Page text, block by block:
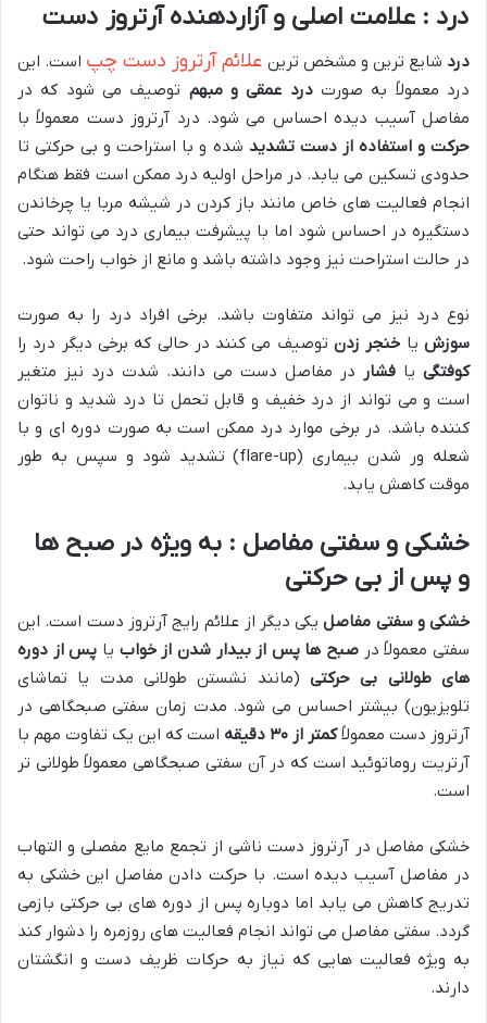
درد : علامت اصلی و آزاردهنده آرتروز دست
درد شایع ترین و مشخص ترین علائم آرتروز دست چپ است. این
درد معمولاً به صورتدرد عمقی و مبهم توصیف می شود که در
مفاصل آسیب دیده احساس می شود. درد آرتروز دست معمولاً با
حرکت و استفاده از دست تشدید شده و با استراحت و بی حرکتی تا
حدودی تسکین می یابد. در مراحل اولیه درد ممکن است فقط هنگام
انجام فعالیت های خاص مانند باز کردن در شیشه مربا یا چرخاندن
دستگیره در احساس شود اما با پیشرفت بیماری درد می تواند حتی
در حالت استراحت نیز وجود داشته باشد و مانع از خواب راحت شود.
نوع درد نیز می تواند متفاوت باشد. برخی افراد درد را به صورت
سوزشیا خنجر زدنتوصیف می کنند در حالی که برخی دیگر درد را
کوفتگی یا فشار در مفاصل دست می دانند. شدت درد نیز متغیر
است و می تواند از درد خفیف و قابل تحمل تا درد شدید و ناتوان
کننده باشد. در برخی موارد درد ممکن است به صورت دوره ای و با
شعله ور شدن بیماری (flare-up) تشدید شود و سپس به طور
موقت کاهش یابد.
خشکی و سفتی مفاصل : به ویژه در صبح ها
و پس از بی حرکتی
خشکی و سفتی مفاصلیکی دیگر از علائم رایج آرتروز دست است. این
سفتی معمولاً در صبح ها پس از بیدار شدن از خواب یا پس از دوره
های طولانی بی حرکتی (مانند نشستن طولانی مدت یا تماشای
تلویزیون) بیشتر احساس می شود. مدت زمان سفتی صبحگاهی در
آرتروز دست معمولاًکمتر از ۳۰ دقیقه است که این یک تفاوت مهم با
آرتریت روماتوئید است که در آن سفتی صبحگاهی معمولاً طولانی تر
است.
خشکی مفاصل در آرتروز دست ناشی از تجمع مایع مفصلی و التهاب
در مفاصل آسیب دیده است. با حرکت دادن مفاصل این خشکی به
تدریج کاهش می یابد اما دوباره پس از دوره های بی حرکتی بازمی
گردد. سفتی مفاصل می تواند انجام فعالیت های روزمره را دشوار کند
به ویژه فعالیت هایی که نیاز به حرکات ظریف دست و انگشتان
دارند.